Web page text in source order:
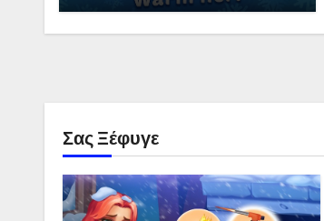
Σας Ξέφυγε